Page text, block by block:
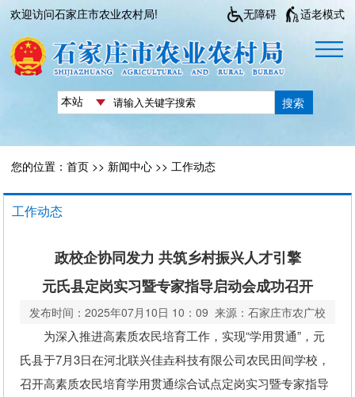
欢迎访问石家庄市农业农村局! 无障碍 适老模式
搜索
您的位置：首页 >> 新闻中心 >>工作动态
工作动态
政校企协同发力 共筑乡村振兴人才引擎
元氏县定岗实习暨专家指导启动会成功召开
发布时间：2025年07月10日 10：09 来源：石家庄市农广校
为深入推进高素质农民培育工作，实现“学用贯通”，元
氏县于7月3日在河北联兴佳垚科技有限公司农民田间学校，
召开高素质农民培育学用贯通综合试点定岗实习暨专家指导